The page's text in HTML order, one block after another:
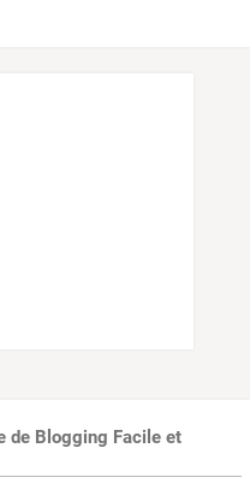
de Blogging Facile et